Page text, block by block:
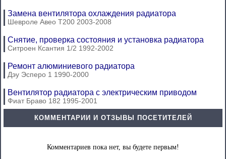
Замена вентилятора охлаждения радиатора
Шевроле Авео Т200 2003-2008
Снятие, проверка состояния и установка радиатора
Ситроен Ксантия 1/2 1992-2002
Ремонт алюминиевого радиатора
Дэу Эсперо 1 1990-2000
Вентилятор радиатора с электрическим приводом
Фиат Браво 182 1995-2001
КОММЕНТАРИИ И ОТЗЫВЫ ПОСЕТИТЕЛЕЙ
Комментариев пока нет, вы будете первым!